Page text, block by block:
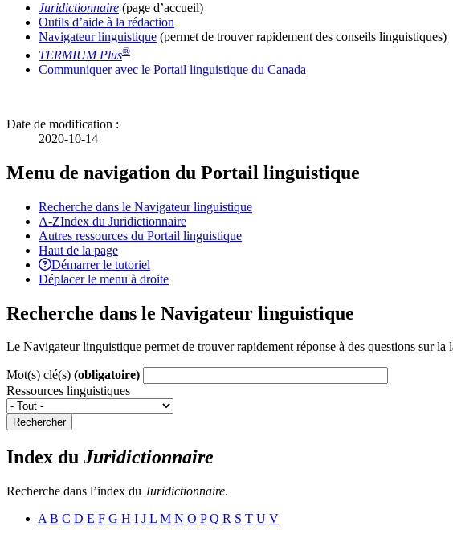
Juridictionnaire (page d’accueil)
Outils d’aide à la rédaction
Navigateur linguistique (permet de trouver rapidement des conseils linguistiques)
TERMIUM Plus®
Communiquer avec le Portail linguistique du Canada
Date de modification :
2020-10-14
Menu de navigation du Portail linguistique
Recherche dans le Navigateur linguistique
A-ZIndex du Juridictionnaire
Autres ressources du Portail linguistique
Haut de la page
Démarrer le tutoriel
Déplacer le menu à droite
Recherche dans le Navigateur linguistique
Le Navigateur linguistique permet de trouver rapidement réponse à des questions sur
Mot(s) clé(s) (obligatoire)
Ressources linguistiques
Rechercher
Index du Juridictionnaire
Recherche dans l’index du Juridictionnaire.
A B C D E F G H I J L M N O P Q R S T U V